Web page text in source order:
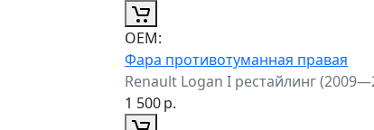
ОЕМ:
Фара противотуманная правая
Renault Logan I рестайлинг
1 500р.